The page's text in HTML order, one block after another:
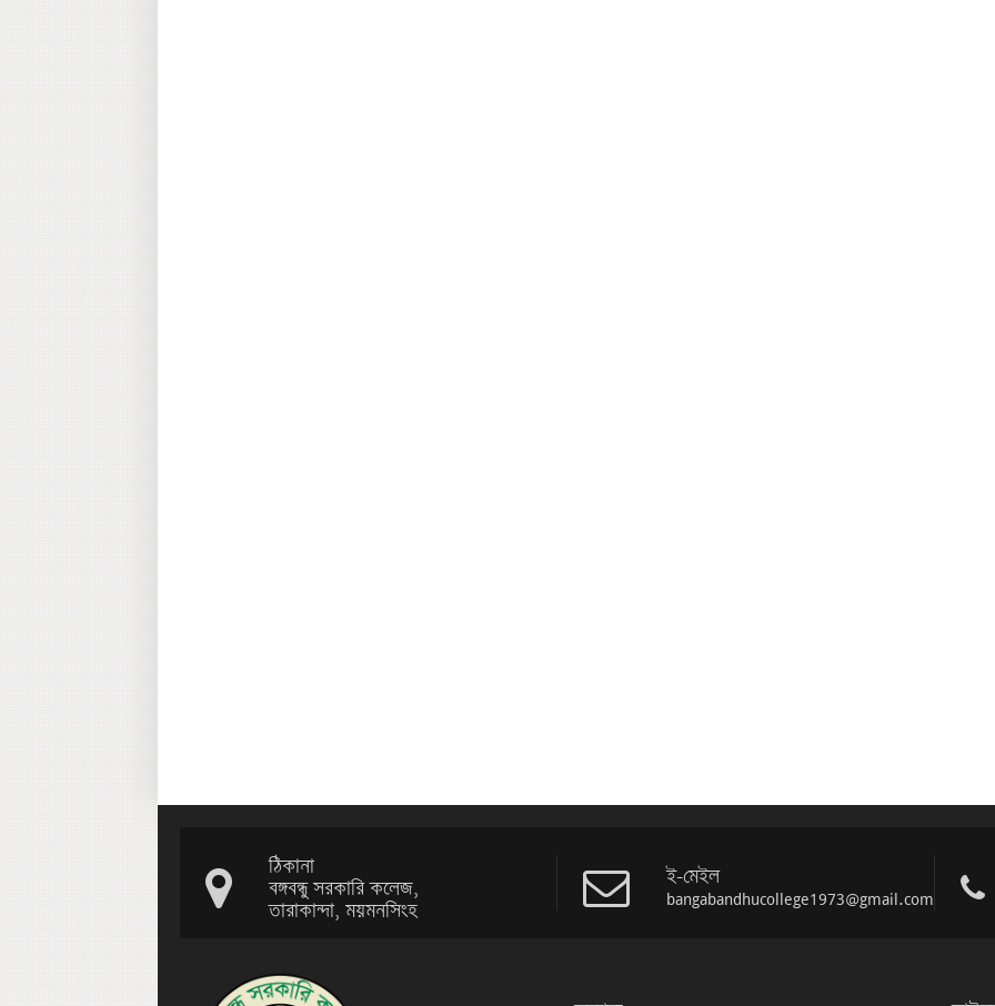
ঠিকানা
বঙ্গবন্ধু সরকারি কলেজ,
তারাকান্দা, ময়মনসিংহ
ই-মেইল
bangabandhucollege1973@gmail.com